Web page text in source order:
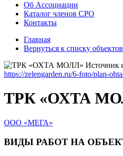
Об Ассоциации
Каталог членов СРО
Контакты
Главная
Вернуться к списку объектов
Источник
https://zelengarden.ru/6-foto/plan-
ТРК «ОХТА
ООО «МЕГА»
ВИДЫ РАБОТ НА